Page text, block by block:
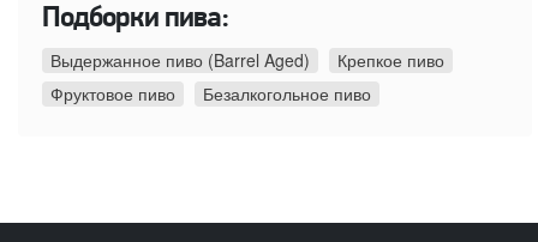
Подборки пива:
Выдержанное пиво (Barrel Aged)
Крепкое пиво
Фруктовое пиво
Безалкогольное пиво